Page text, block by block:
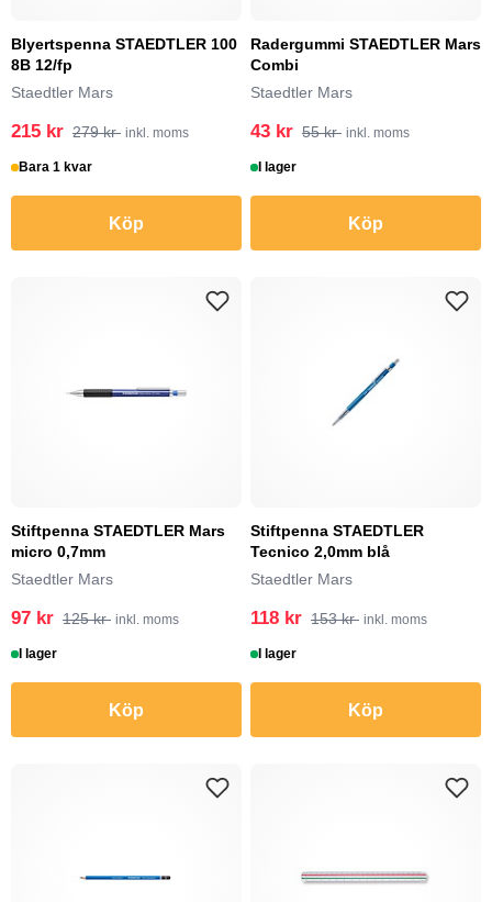
Blyertspenna STAEDTLER 100
8B 12/fp
Staedtler Mars
215 kr 279 kr inkl. moms
Bara 1 kvar
Köp
Radergummi STAEDTLER Mars
Combi
Staedtler Mars
43 kr 55 kr inkl. moms
I lager
Köp
Stiftpenna STAEDTLER Mars
micro 0,7mm
Staedtler Mars
97 kr 125 kr inkl. moms
I lager
Köp
Stiftpenna STAEDTLER
Tecnico 2,0mm blå
Staedtler Mars
118 kr 153 kr inkl. moms
I lager
Köp